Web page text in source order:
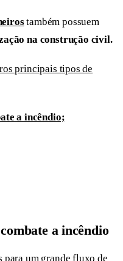
também possuem
na construção civil.
principais tipos de
a incêndio;
a incêndio
para um grande fluxo de